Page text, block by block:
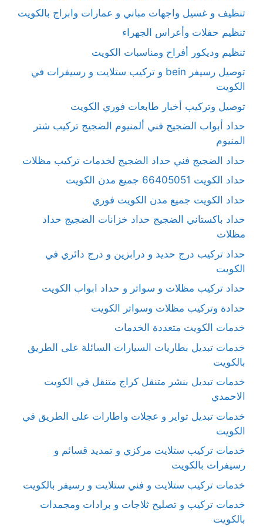
تنظيف و غسيل واجهات مباني و عمارات وابراج بالكويت
تنظيم حفلات وأعراس الجهراء
تنظيم وديكور أفراح ومناسبات الكويت
توصيل رسيفر bein و تركيب ستلايت و رسيفرات في
الكويت
توصيل وتركيب أخبار طابعات فوري الكويت
حداد أبواب الضجيج فني ألمنيوم الضجيج تركيب شتر
المنيوم
حداد الضجيج فني حداد الضجيج لخدمات تركيب مظلات
حداد الكويت 66405051 جميع مدن الكويت
حداد الكويت جميع مدن الكويت فوري
حداد باكستاني الضجيج حداد خزانات الضجيج حداد
مظلات
حداد تركيب درج حديد و درابزين و درج دائري في
الكويت
حداد تركيب مظلات و سواتر و حداد ابواب الكويت
حدادة وتركيب مظلات وسواتر الكويت
خدمات الكويت متعددة الخدمات
خدمات تبديل بطاريات السيارات السائلة على الطريق
بالكويت
خدمات تبديل بنشر متنقل كراج متنقل في الكويت
الاحمدي
خدمات تبديل تواير و عجلات واطارات على الطريق في
الكويت
خدمات تركيب ستلايت مركزي و تمديد قسائم و
رسيفرات بالكويت
خدمات تركيب ستلايت و فني ستلايت و رسيفر بالكويت
خدمات تركيب و تصليح ثلاجات و برادات ومجمدات
بالكويت